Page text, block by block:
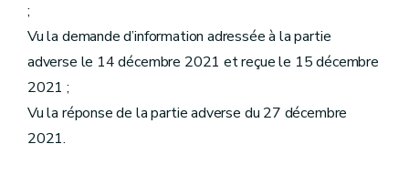
;
Vu la demande d’information adressée à la partie
adverse le 14 décembre 2021 et reçue le 15 décembre
2021 ;
Vu la réponse de la partie adverse du 27 décembre
2021.